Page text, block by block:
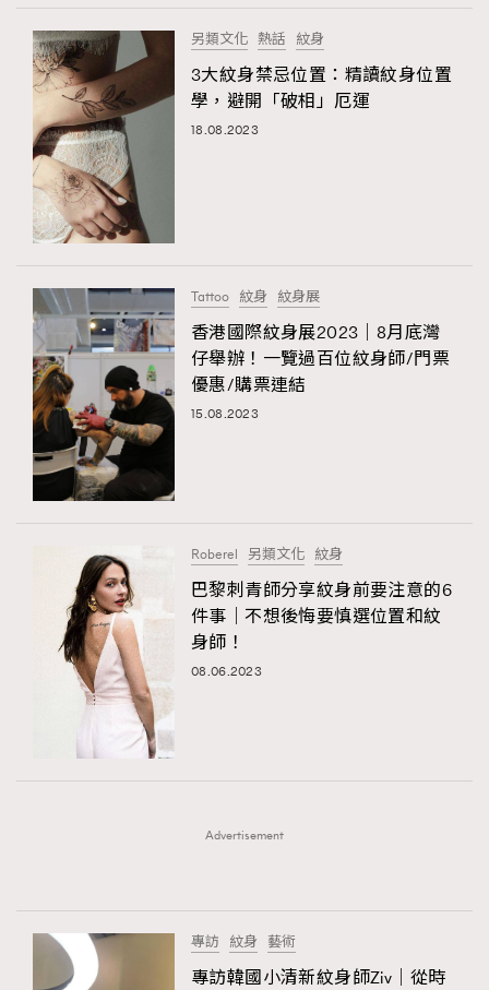
AFrenchMind
EmpowerF
另類文化 熱話 紋身
3大紋身禁忌位置：精讀紋身位置
學，避開「破相」厄運
18.08.2023
Tattoo 紋身 紋身展
香港國際紋身展2023｜8月底灣
仔舉辦！一覽過百位紋身師/門票
優惠/購票連結
15.08.2023
Roberel 另類文化 紋身
巴黎刺青師分享紋身前要注意的6
件事｜不想後悔要慎選位置和紋
身師！
08.06.2023
Advertisement
專訪 紋身 藝術
專訪韓國小清新紋身師Ziv｜從時